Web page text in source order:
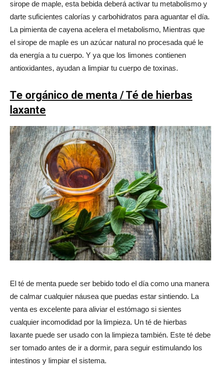
sirope de maple, esta bebida deberá activar tu metabolismo y
darte suficientes calorías y carbohidratos para aguantar el día.
La pimienta de cayena acelera el metabolismo, Mientras que
el sirope de maple es un azúcar natural no procesada qué le
da energía a tu cuerpo. Y ya que los limones contienen
antioxidantes, ayudan a limpiar tu cuerpo de toxinas.
Te orgánico de menta / Té de hierbas
laxante
El té de menta puede ser bebido todo el día como una manera
de calmar cualquier náusea que puedas estar sintiendo. La
venta es excelente para aliviar el estómago si sientes
cualquier incomodidad por la limpieza. Un té de hierbas
laxante puede ser usado con la limpieza también. Este té debe
ser tomado antes de ir a dormir, para seguir estimulando los
intestinos y limpiar el sistema.